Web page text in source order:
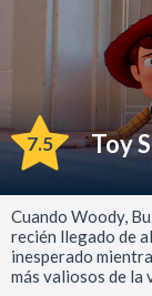
7.5 Toy
Cuando Woody,
recién llegado de
inesperado
más valiosos de la